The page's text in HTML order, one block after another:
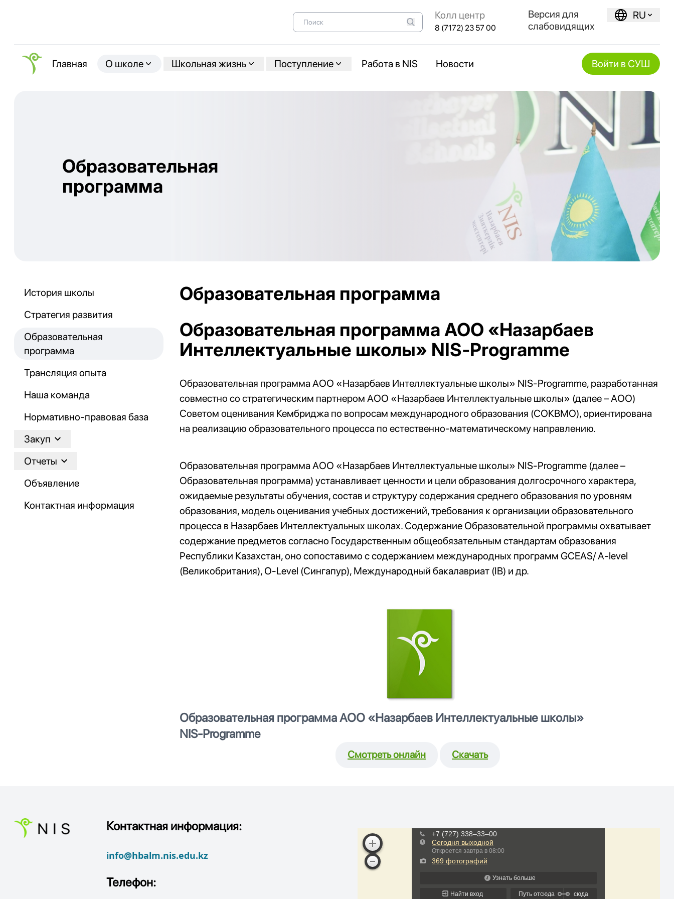
Колл центр
8 (7172) 23 57 00
Версия для
слабовидящих
RU
Главная О школе Школьная жизнь Поступление Работа в NIS Новости Войти в СУШ
Образовательная
программа
История школы
Стратегия развития
Образовательная
программа
Трансляция опыта
Наша команда
Нормативно-правовая база
Закуп
Отчеты
Объявление
Контактная информация
Образовательная программа
Образовательная программа АОО «Назарбаев
Интеллектуальные школы» NIS‑Рrogramme
Образовательная программа АОО «Назарбаев Интеллектуальные школы» NIS-Programme, разработанная
совместно со стратегическим партнером АОО «Назарбаев Интеллектуальные школы» (далее – АОО)
Советом оценивания Кембриджа по вопросам международного образования (СОКВМО), ориентирована
на реализацию образовательного процесса по естественно-математическому направлению.
Образовательная программа АОО «Назарбаев Интеллектуальные школы» NIS‑Programme (далее –
Образовательная программа) устанавливает ценности и цели образования долгосрочного характера,
ожидаемые результаты обучения, состав и структуру содержания среднего образования по уровням
образования, модель оценивания учебных достижений, требования к организации образовательного
процесса в Назарбаев Интеллектуальных школах. Содержание Образовательной программы охватывает
содержание предметов согласно Государственным общеобязательным стандартам образования
Республики Казахстан, оно сопоставимо с содержанием международных программ GCEAS/ A-level
(Великобритания), О-Level (Сингапур), Международный бакалавриат (IB) и др.
Образовательная программа АОО «Назарбаев Интеллектуальные школы»
NIS‑Рrogramme
Смотреть онлайн Скачать
Контактная информация:
info@hbalm.nis.edu.kz
Телефон: